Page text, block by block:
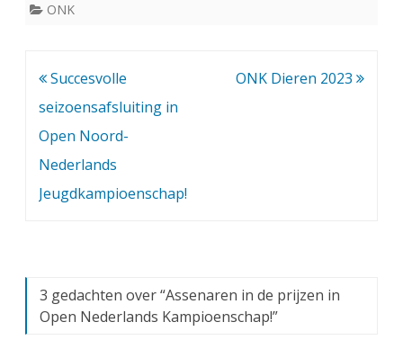
ONK
Bericht
navigatie
Succesvolle
seizoensafsluiting in
Open Noord-
Nederlands
Jeugdkampioenschap!
ONK Dieren 2023
3 gedachten over “Assenaren in de prijzen in
Open Nederlands Kampioenschap!”